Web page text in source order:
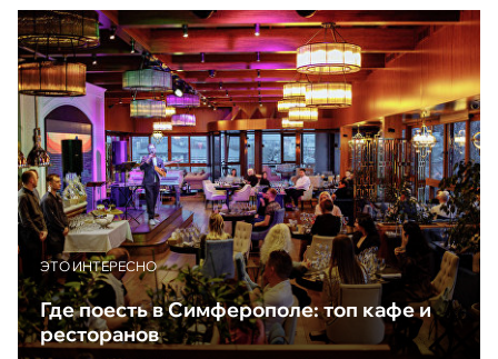
ЭТО ИНТЕРЕСНО
Где поесть в Симферополе: топ кафе и
ресторанов